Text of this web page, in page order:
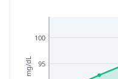
95
100
mg/dL